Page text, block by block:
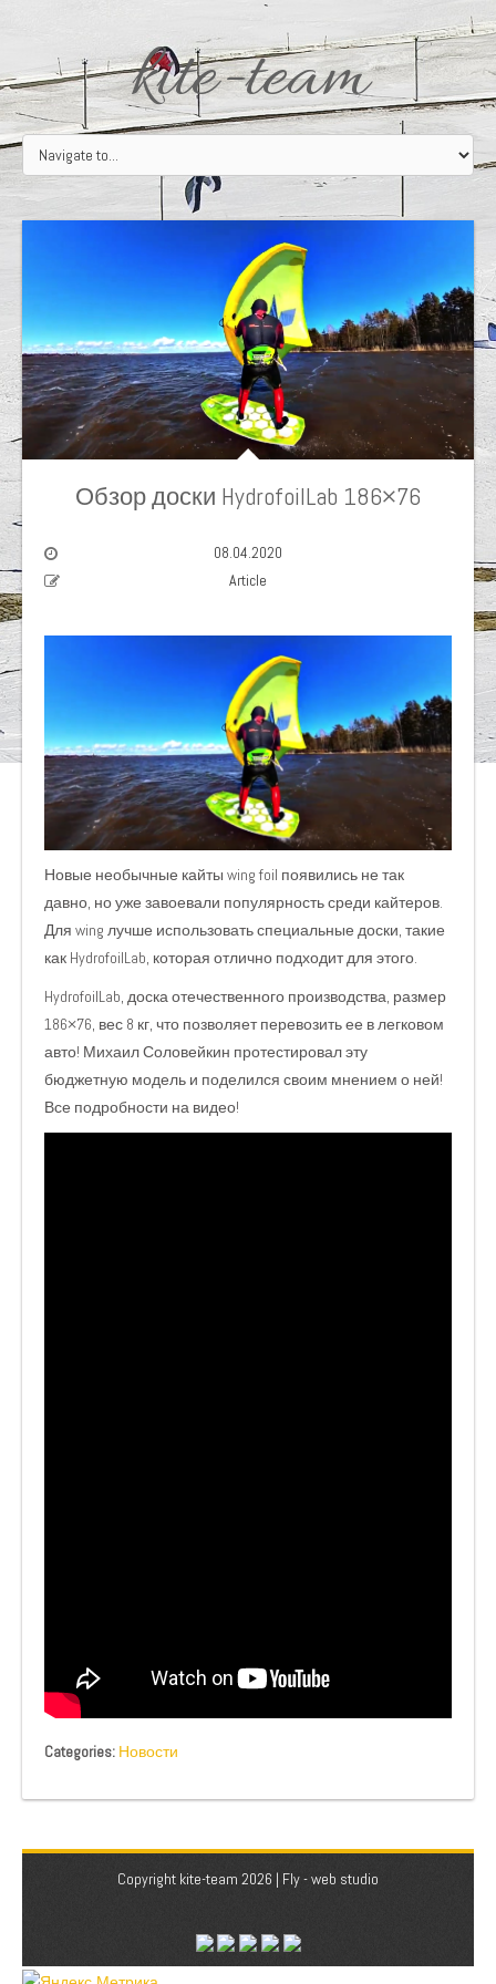
kite-team
Обзор доски HydrofoilLab 186×76
08.04.2020
Article
Новые необычные кайты wing foil появились не так
давно, но уже завоевали популярность среди кайтеров.
Для wing лучше использовать специальные доски, такие
как HydrofoilLab, которая отлично подходит для этого.
HydrofoilLab, доска отечественного производства, размер
186×76, вес 8 кг, что позволяет перевозить ее в легковом
авто! Михаил Соловейкин протестировал эту
бюджетную модель и поделился своим мнением о ней!
Все подробности на видео!
Categories: Новости
Copyright kite-team 2026 | Fly - web studio